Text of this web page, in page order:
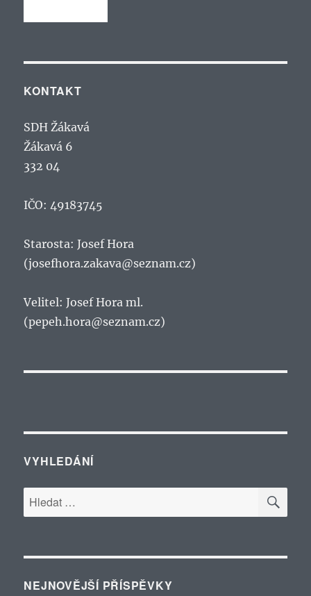
KONTAKT
SDH Žákavá
Žákavá 6
332 04
IČO: 49183745
Starosta: Josef Hora
(josefhora.zakava@seznam.cz)
Velitel: Josef Hora ml.
(pepeh.hora@seznam.cz)
VYHLEDÁNÍ
Hledat:
NEJNOVĚJŠÍ PŘÍSPĚVKY